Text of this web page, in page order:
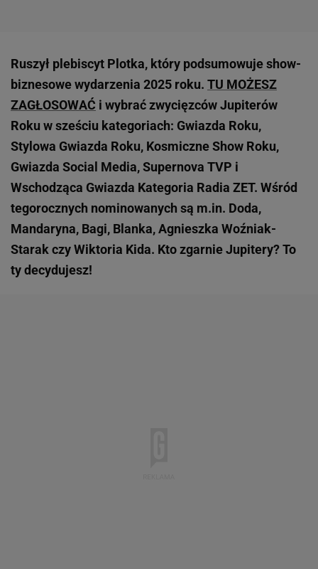
Ruszył plebiscyt Plotka, który podsumowuje show-
biznesowe wydarzenia 2025 roku. TU MOŻESZ
ZAGŁOSOWAĆ i wybrać zwycięzców Jupiterów
Roku w sześciu kategoriach: Gwiazda Roku,
Stylowa Gwiazda Roku, Kosmiczne Show Roku,
Gwiazda Social Media, Supernova TVP i
Wschodząca Gwiazda Kategoria Radia ZET. Wśród
tegorocznych nominowanych są m.in. Doda,
Mandaryna, Bagi, Blanka, Agnieszka Woźniak-
Starak czy Wiktoria Kida. Kto zgarnie Jupitery? To
ty decydujesz!